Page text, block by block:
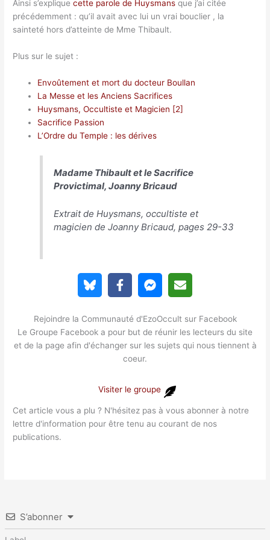
Ainsi s’expliquecette parole de Huysmans que j’ai citée
précédemment : qu’il avait avec lui un vrai bouclier , la
sainteté hors d’atteinte de Mme Thibault.
Plus sur le sujet :
Envoûtement et mort du docteur Boullan
La Messe et les Anciens Sacrifices
Huysmans, Occultiste et Magicien [2]
Sacrifice Passion
L’Ordre du Temple : les dérives
Madame Thibault et le Sacrifice
Provictimal, Joanny Bricaud
Extrait de Huysmans, occultiste et
magicien de Joanny Bricaud, pages 29-33
Rejoindre la Communauté d'EzoOccult sur Facebook
Le Groupe Facebook a pour but de réunir les lecteurs du site
et de la page afin d'échanger sur les sujets qui nous tiennent à
coeur.
Visiter le groupe
Cet article vous a plu ? N'hésitez pas à vous abonner à notre
lettre d'information pour être tenu au courant de nos
publications.
S’abonner